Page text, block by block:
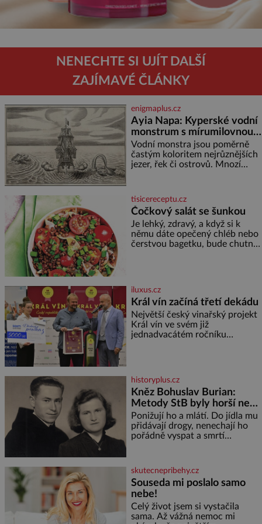
NENECHTE SI UJÍT DALŠÍ
ZAJÍMAVÉ ČLÁNKY
enigmaplus.cz
Ayia Napa: Kyperské vodní
monstrum s mírumilovnou
povahou
Vodní monstra jsou poměrně
častým koloritem nejrůznějších
jezer, řek či ostrovů. Mnozí
přitáhnout k němu pozornost
záhadám nakloněných turi
tisicereceptu.cz
Čočkový salát se šunkou
Je lehký, zdravý, a když si k
němu dáte opečený chléb nebo
čerstvou bagetku, bude chutnat
iluxus.cz
Král vín začíná třetí dekádu
Největší český vinařský projekt
Král vín ve svém již
jednadvacátém ročníku
historyplus.cz
Kněz Bohuslav Burian:
Metody StB byly horší než
gestapácké trýznění
Ponižují ho a mlátí. Do jídla mu
přidávají drogy, nenechají ho
pořádně vyspat a smrtí
estébákům podepíše všechno,
co po něm chtějí. Svým
podpisem jim potvrdí také to, že
na něj během výslechů nikdo
nevyvíjel fyzický ani psychický
nátlak. Syn brněnského řezníka
skutecnepribehy.cz
Souseda mi poslalo samo
nebe!
Celý život jsem si vystačila
sama. Až vážná nemoc mi